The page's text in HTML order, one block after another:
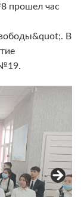
прошел час
В